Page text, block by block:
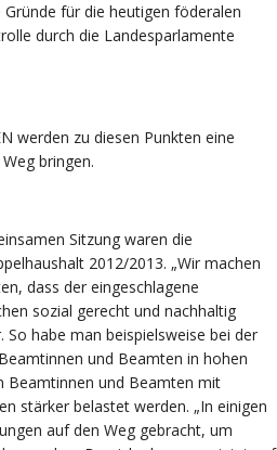
Gründe für die heutigen föderalen
durch die Landesparlamente
werden zu diesen Punkten eine
bringen.
Sitzung waren die
2012/2013. „Wir machen
dass der eingeschlagene
sozial gerecht und nachhaltig
habe man beispielsweise bei der
und Beamten in hohen
Beamtinnen und Beamten mit
stärker belastet werden. „In einigen
auf den Weg gebracht, um